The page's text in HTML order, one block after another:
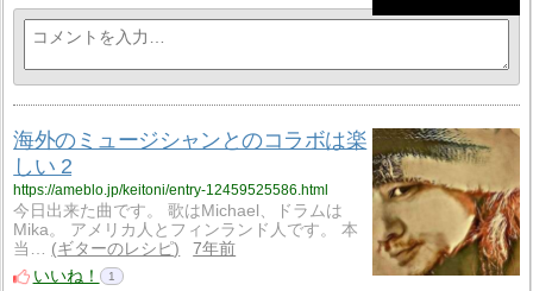
海外のミュージシャンとのコラボは楽
しい 2
https://ameblo.jp/keitoni/entry-12459525586.html
今日出来た曲です。 歌はMichael、ドラムは
Mika。 アメリカ人とフィンランド人です。 本
当…
ギターのレシピ
7年前
いいね！
1